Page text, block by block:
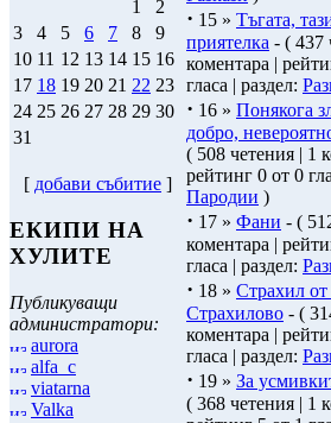
1
2
3
4 5 6 7 8
9
10 11 12 13 14 15 16
17 18 19 20 21 22 23
24 25 26 27 28 29 30
31
[ добави събитие ]
ЕКИПИ НА
ХУЛИТЕ
Публикуващи
администратори:
aurora
alfa_c
viatarna
Valka
· 15 » Тъгата,
приятелка - ( 437
коментара |
гласа | раздел:
· 16 » Понякога
добро,
( 508 четения | 1
рейтинг 0 от 0
Пародии )
· 17 » Фани - (
коментара |
гласа | раздел:
· 18 » Страхил от
Страхилово - (
коментара |
гласа | раздел:
· 19 » За
( 368 четения | 1